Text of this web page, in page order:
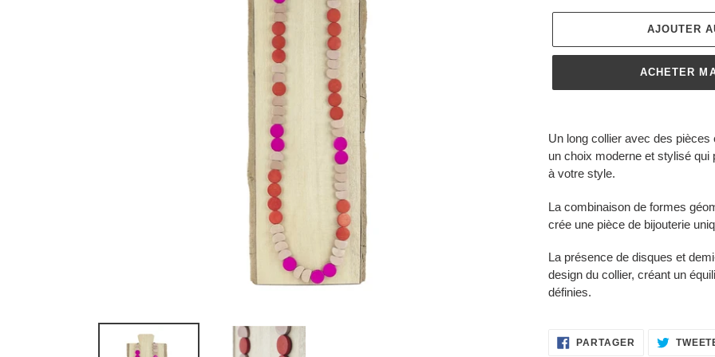
AJOUTER
ACHETER
d'un
produit
à
panier
Un long collier avec des
un choix moderne et stylisé qui
à votre style.
La combinaison de formes
crée une pièce de bijouterie
La présence de disques et
design du collier, créant un
définies.
PARTAGER PARTAGER
SUR